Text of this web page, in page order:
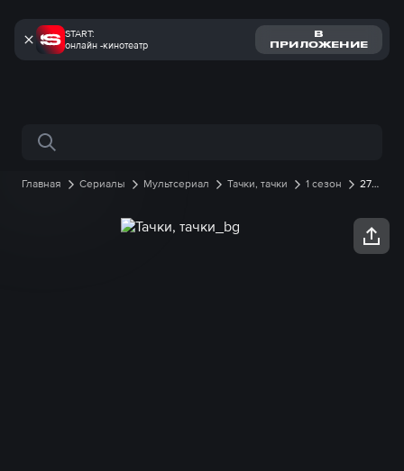
START:
онлайн -кинотеатр
В
ПРИЛОЖЕНИЕ
Поиск по сайту
Главная Сериалы Мультсериал Тачки, тачки 1 сезон
27